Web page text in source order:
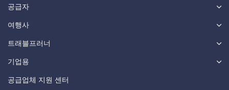
공급자
여행사
트래블프러너
기업용
공급업체 지원 센터